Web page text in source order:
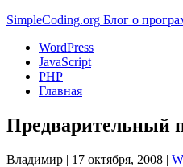
SimpleCoding.org Блог о
WordPress
JavaScript
PHP
Главная
Предварительный
Владимир | 17 октября, 2008 |